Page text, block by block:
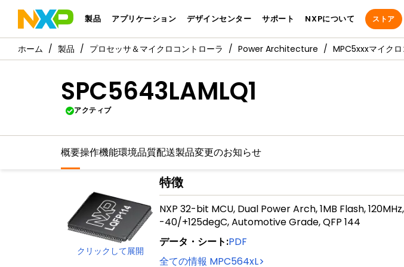
製品 アプリケーション デザインセンター サポート NXPについて ストア
製品 プロセッサ＆マイクロコントローラ Power Architecture MPC5xxxマイク
SPC5643LAMLQ1
アクティブ
概要操作機能環境品質配送製品変更のお知らせ
クリックして展開
特徴
NXP 32-bit MCU, Dual Power Arch, 1MB Flash, 120MHz,
-40/+125degC, Automotive Grade, QFP 144
データ・シート:PDF
全ての情報 MPC564xL